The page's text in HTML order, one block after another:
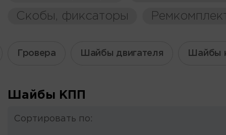
Скобы, фиксаторы
Гровера Шайбы двигателя Шайбы
Шайбы КПП
Сортировать по: